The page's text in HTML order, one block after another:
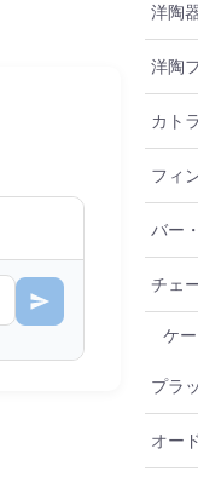
洋陶
洋陶
カト
フィ
バー
チェ
ケ
プラ
オー